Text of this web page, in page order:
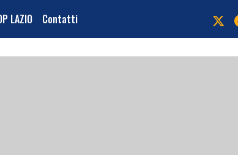
LAZIO Contatti